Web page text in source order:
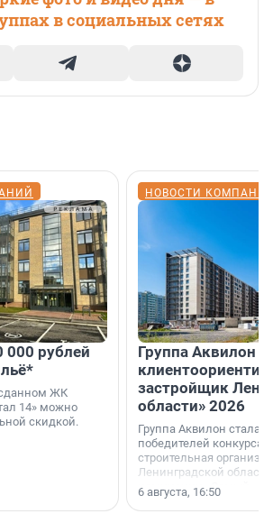
в социальных сетях
000 рублей
сданном ЖК
14» можно
скидкой.
НОВОСТИ
Группа Аквилон
застройщик
области» 2026
Группа Аквилон стала
победителей конкурса
строительная
Ленинградской области
номинации «Самый
застройщик
6 августа, 16:50